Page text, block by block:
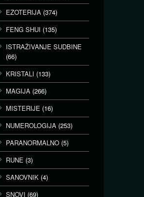
EZOTERIJA (374)
FENG SHUI (135)
ISTRAŽIVANJE SUDBINE
(66)
KRISTALI (133)
MAGIJA (266)
MISTERIJE (16)
NUMEROLOGIJA (253)
PARANORMALNO (5)
RUNE (3)
SANOVNIK (4)
SNOVI (69)